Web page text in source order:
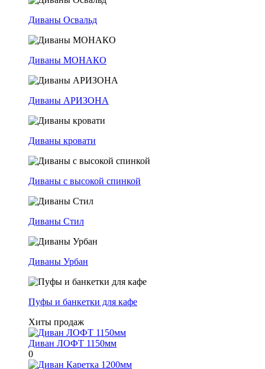
Диваны Освальд
Диваны МОНАКО
Диваны АРИЗОНА
Диваны кровати
Диваны с высокой спинкой
Диваны Стил
Диваны Урбан
Пуфы и банкетки для кафе
Хиты продаж
Диван ЛОФТ 1150мм
0